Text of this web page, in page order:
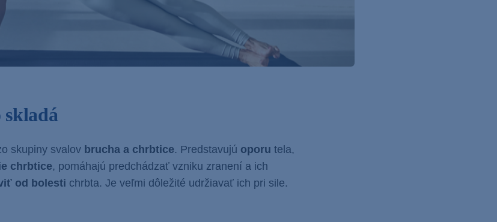
skladá
skupiny svalov brucha a chrbtice. Predstavujú oporu tela,
chrbtice, pomáhajú predchádzať vzniku zranení a ich
od bolesti chrbta. Je veľmi dôležité udržiavať ich pri sile.